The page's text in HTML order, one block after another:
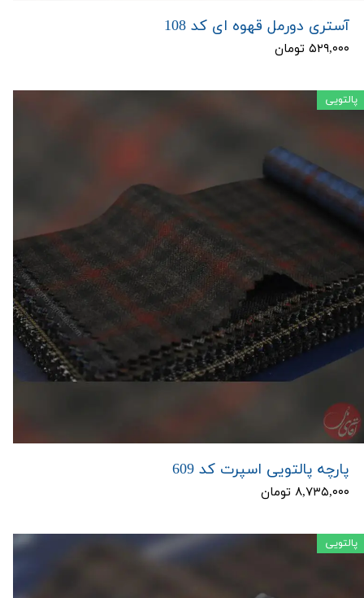
آستری دورمل قهوه ای کد 108
۵۲۹,۰۰۰ تومان
پارچه پالتویی اسپرت کد 609
۸,۷۳۵,۰۰۰ تومان
پالتویی
پالتویی